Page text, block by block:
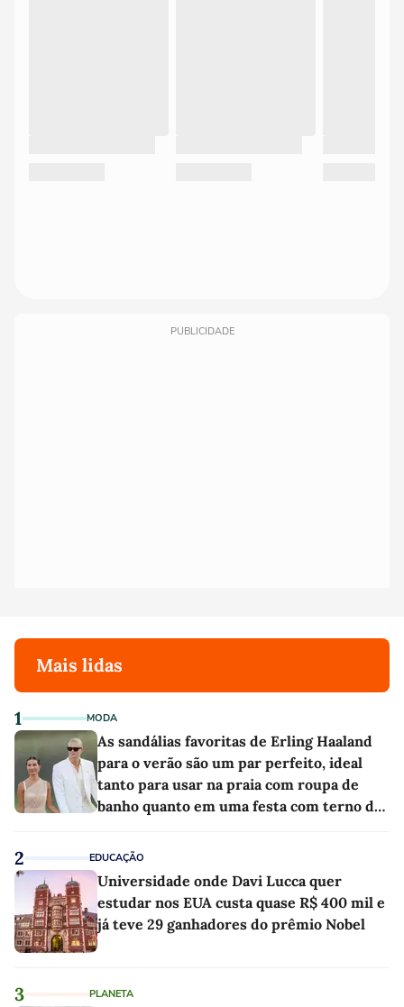
PUBLICIDADE
Mais lidas
1 MODA
As sandálias favoritas de Erling Haaland
para o verão são um par perfeito, ideal
tanto para usar na praia com roupa de
banho quanto em uma festa com terno de
2 EDUCAÇÃO
Universidade onde Davi Lucca quer
estudar nos EUA custa quase R$ 400 mil e
já teve 29 ganhadores do prêmio Nobel
3 PLANETA